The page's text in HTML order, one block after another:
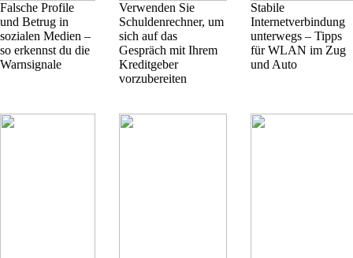
Falsche Profile
und Betrug in
sozialen Medien –
so erkennst du die
Warnsignale
Verwenden Sie
Schuldenrechner, um
sich auf das
Gespräch mit Ihrem
Kreditgeber
vorzubereiten
Stabile
Internetverbindung
unterwegs – Tipps
für WLAN im Zug
und Auto